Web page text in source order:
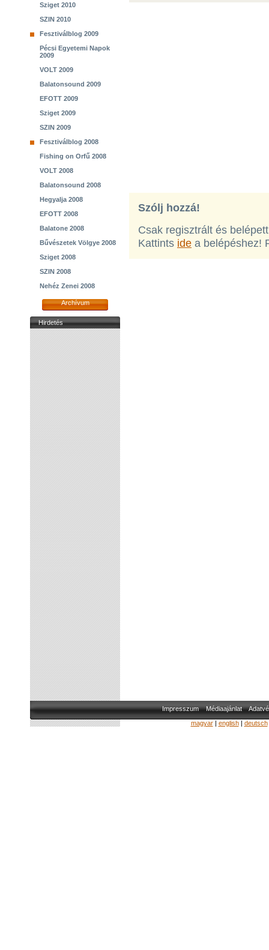
Sziget 2010
SZIN 2010
Fesztiválblog 2009
Pécsi Egyetemi Napok
2009
VOLT 2009
Balatonsound 2009
EFOTT 2009
Sziget 2009
SZIN 2009
Fesztiválblog 2008
Fishing on Orfű 2008
VOLT 2008
Balatonsound 2008
Hegyalja 2008
EFOTT 2008
Balatone 2008
Bűvészetek Völgye 2008
Sziget 2008
SZIN 2008
Nehéz Zenei 2008
Archívum
Hirdetés
Szólj hozzá!
Csak regisztrált és
Kattints ide a belépéshez!
Impresszum Médiaajánlat
magyar| english| deutsch